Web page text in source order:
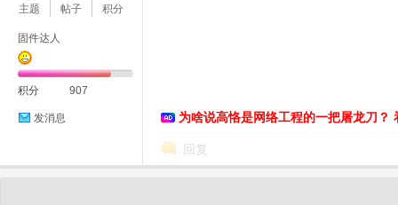
主题
帖子
积分
固件达人
积分 907
发消息 为啥说高恪是网络工程的一把屠龙刀？
回复